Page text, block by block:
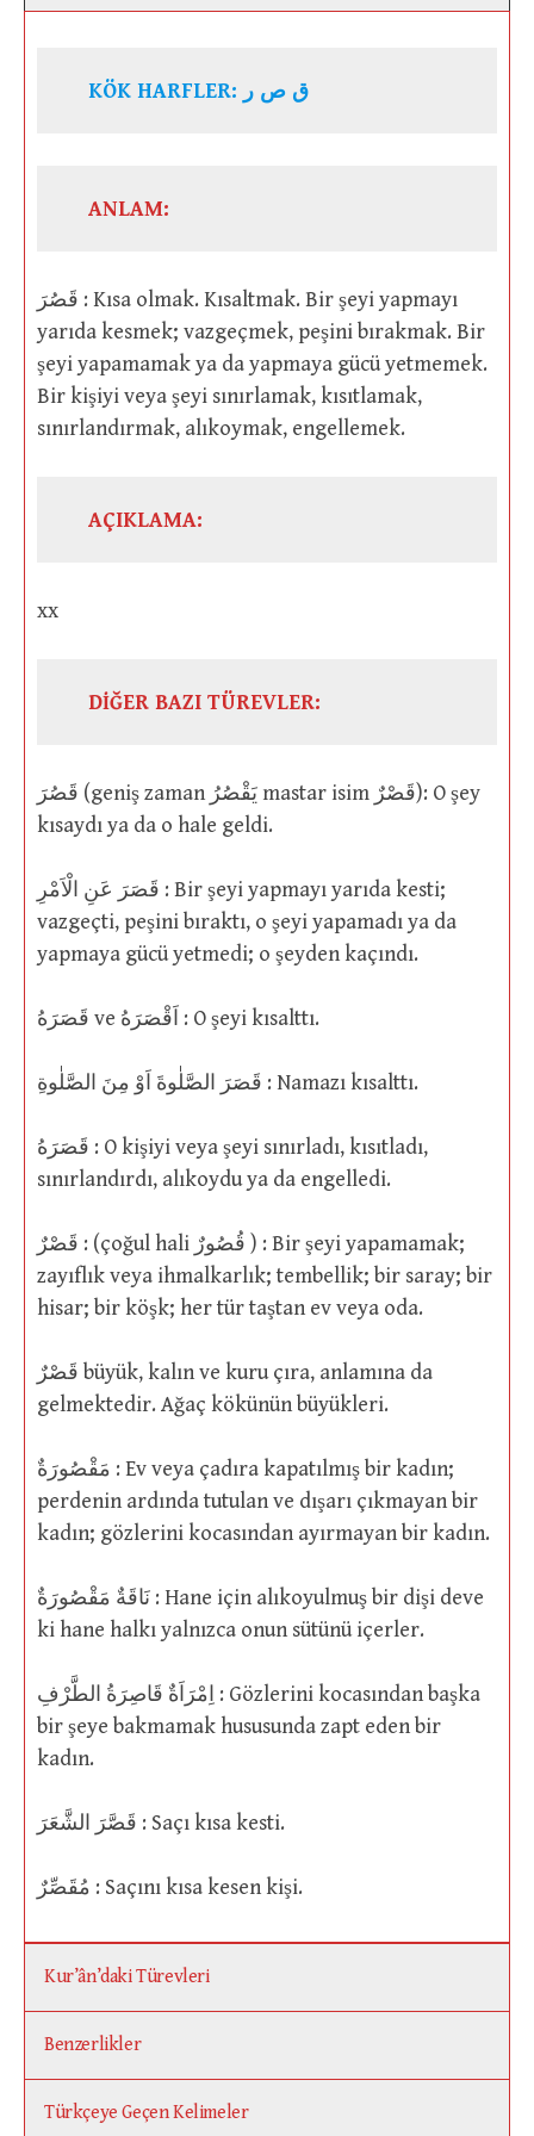
KÖK HARFLER: ق ص ر
ANLAM:
قَصُرَ : Kısa olmak. Kısaltmak. Bir şeyi yapmayı
yarıda kesmek; vazgeçmek, peşini bırakmak. Bir
şeyi yapamamak ya da yapmaya gücü yetmemek.
Bir kişiyi veya şeyi sınırlamak, kısıtlamak,
sınırlandırmak, alıkoymak, engellemek.
AÇIKLAMA:
xx
DİĞER BAZI TÜREVLER:
قَصُرَ (geniş zaman يَقْصُرُ mastar isim قَصْرٌ): O şey
kısaydı ya da o hale geldi.
قَصَرَ عَنِ الْاَمْرِ : Bir şeyi yapmayı yarıda kesti;
vazgeçti, peşini bıraktı, o şeyi yapamadı ya da
yapmaya gücü yetmedi; o şeyden kaçındı.
قَصَرَهُ ve اَقْصَرَهُ : O şeyi kısalttı.
قَصَرَ الصَّلٰوةَ اَوْ مِنَ الصَّلٰوةِ : Namazı kısalttı.
قَصَرَهُ : O kişiyi veya şeyi sınırladı, kısıtladı,
sınırlandırdı, alıkoydu ya da engelledi.
قَصْرٌ : (çoğul hali قُصُورٌ ) : Bir şeyi yapamamak;
zayıflık veya ihmalkarlık; tembellik; bir saray; bir
hisar; bir köşk; her tür taştan ev veya oda.
قَصْرٌ büyük, kalın ve kuru çıra, anlamına da
gelmektedir. Ağaç kökünün büyükleri.
مَقْصُورَةٌ : Ev veya çadıra kapatılmış bir kadın;
perdenin ardında tutulan ve dışarı çıkmayan bir
kadın; gözlerini kocasından ayırmayan bir kadın.
نَاقَةٌ مَقْصُورَةٌ : Hane için alıkoyulmuş bir dişi deve
ki hane halkı yalnızca onun sütünü içerler.
اِمْرَاَةٌ قَاصِرَةُ الطَّرْفِ : Gözlerini kocasından başka
bir şeye bakmamak hususunda zapt eden bir
kadın.
قَصَّرَ الشَّعَرَ : Saçı kısa kesti.
مُقَصِّرٌ : Saçını kısa kesen kişi.
Kur’ân’daki Türevleri
Benzerlikler
Türkçeye Geçen Kelimeler